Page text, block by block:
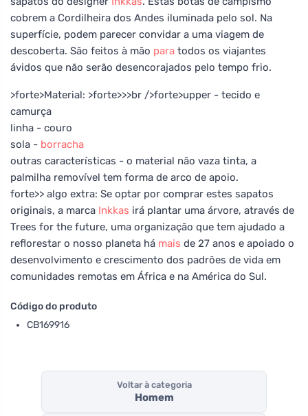
cobrem a Cordilheira dos Andes iluminada pelo sol. Na
superfície, podem parecer convidar a uma viagem de
descoberta. São feitos à mão para todos os viajantes
ávidos que não serão desencorajados pelo tempo frio.
>forte>Material: >forte>>>br />forte>upper - tecido e
camurça
linha - couro
sola - borracha
outras características - o material não vaza tinta, a
palmilha removível tem forma de arco de apoio.
forte>> algo extra: Se optar por comprar estes sapatos
originais, a marca Inkkas irá plantar uma árvore, através de
Trees for the future, uma organização que tem ajudado a
reflorestar o nosso planeta há mais de 27 anos e apoiado o
desenvolvimento e crescimento dos padrões de vida em
comunidades remotas em África e na América do Sul.
Código do produto
CB169916
Voltar à categoria
Homem